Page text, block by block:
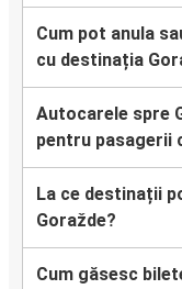
Cum pot anula
cu destinația
Autocarele spre
pentru pasagerii
La ce destinații
Goražde?
Cum găsesc